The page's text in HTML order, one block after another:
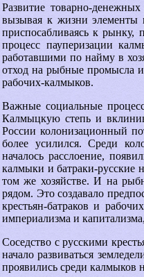
Развитие товарно-
вызывая к жизни элементы
приспосабливаясь к рынку,
процесс пауперизации
работавшими по найму в
отход на рыбные промысла
рабочих-калмыков.
Важные социальные
Калмыцкую степь и
России колонизационный
более усилился. Среди
началось расслоение,
калмыки и батраки-русские
том же хозяйстве. И на
рядом. Это создавало
крестьян-батраков и
империализма и
Соседство с русскими
начало развиваться
проявились среди калмыков